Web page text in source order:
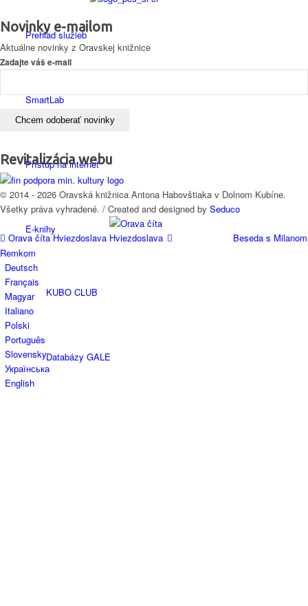
Prehľad služieb
SmartLab
Prístup na internet
E-knihy
KUBO CLUB
Databázy GALE
Novinky e-mailom
Aktuálne novinky z Oravskej knižnice
Zadajte váš e-mail
Revitalizácia webu
© 2014 - 2026 Oravská knižnica Antona Habovštiaka v Dolnom Kubíne.
Všetky práva vyhradené. / Created and designed by Seduco
Orava číta Hviezdoslava
Beseda s Milanom
Remkom
Deutsch
Français
Magyar
Italiano
Polski
Português
Slovensky
Українська
English